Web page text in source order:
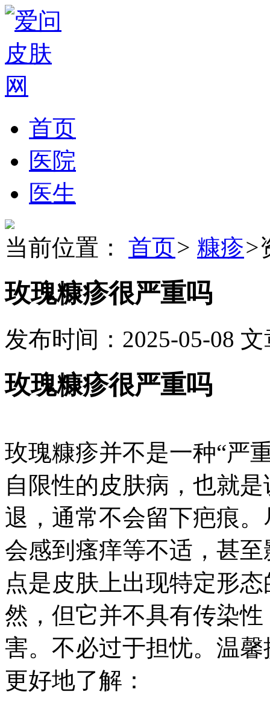
首页
医院
医生
当前位置： 首页> 糠疹>
玫瑰糠疹很严重吗
发布时间：2025-05-08 文
玫瑰糠疹很严重吗
玫瑰糠疹并不是一种“严
自限性的皮肤病，也就
退，通常不会留下疤痕
会感到瘙痒等不适，甚
点是皮肤上出现特定形
然，但它并不具有传染
害。不必过于担忧。温
更好地了解：